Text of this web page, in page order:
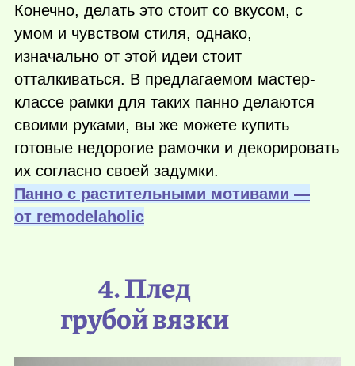
Конечно, делать это стоит со вкусом, с
умом и чувством стиля, однако,
изначально от этой идеи стоит
отталкиваться. В предлагаемом мастер-
классе рамки для таких панно делаются
своими руками, вы же можете купить
готовые недорогие рамочки и декорировать
их согласно своей задумки.
Панно с растительными мотивами —
от remodelaholic
4. Плед
грубой вязки